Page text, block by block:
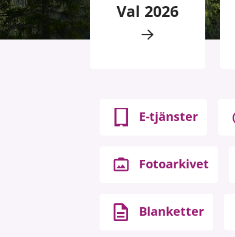
Val 2026
E-tjänster
Fotoarkivet
Blanketter